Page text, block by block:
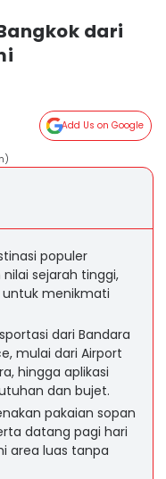
dari
Add Us on Google
populer
sejarah tinggi,
untuk menikmati
dari Bandara
mulai dari Airport
hingga aplikasi
dan bujet.
pakaian sopan
datang pagi hari
area luas tanpa